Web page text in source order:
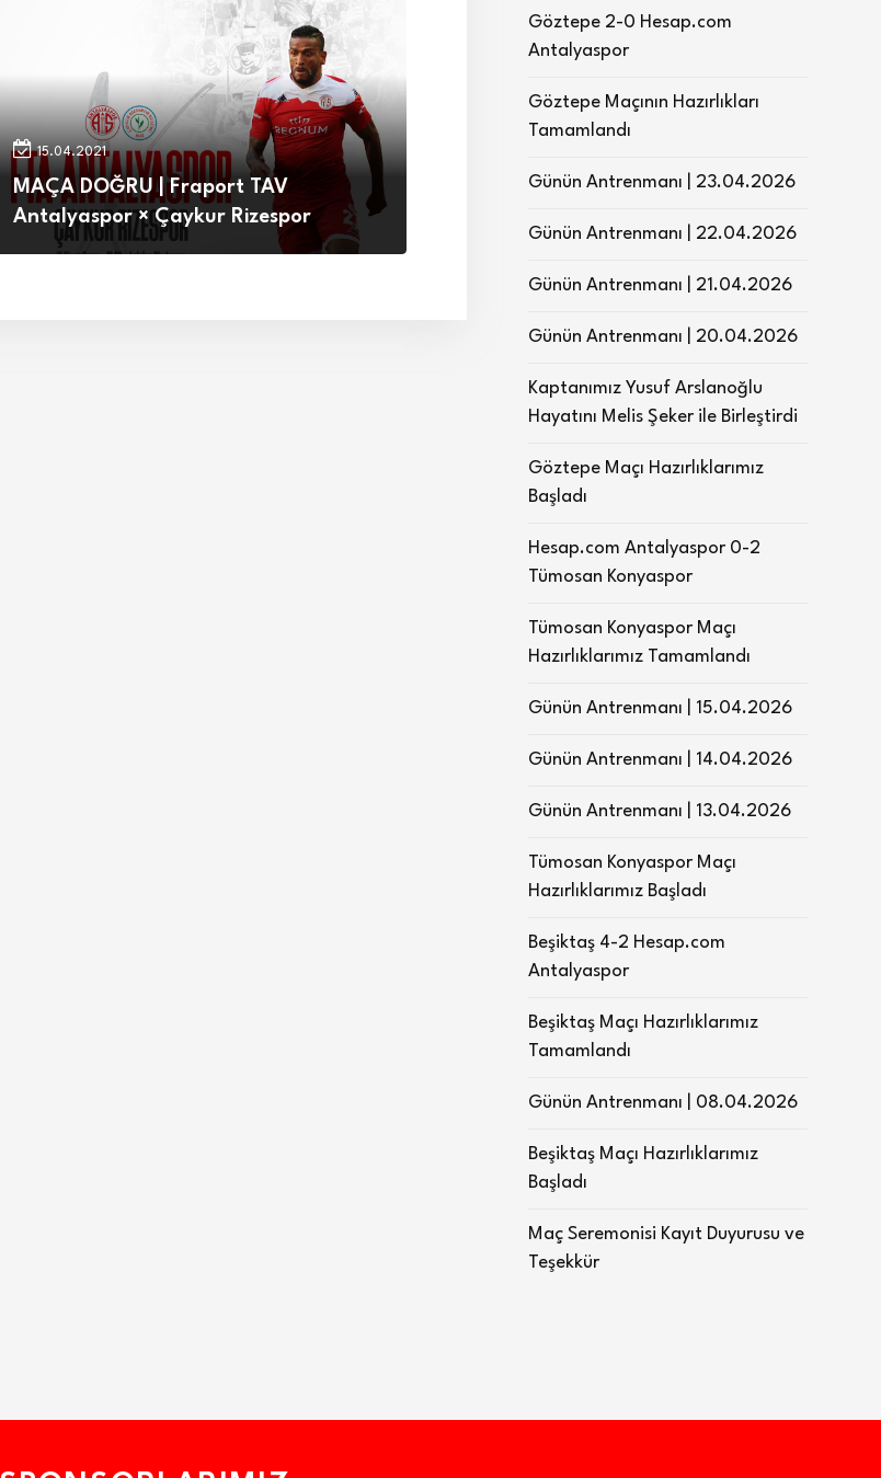
15.04.2021
MAÇA DOĞRU | Fraport TAV
Antalyaspor × Çaykur Rizespor
Göztepe 2-0 Hesap.com
Antalyaspor
Göztepe Maçının Hazırlıkları
Tamamlandı
Günün Antrenmanı | 23.04.2026
Günün Antrenmanı | 22.04.2026
Günün Antrenmanı | 21.04.2026
Günün Antrenmanı | 20.04.2026
Kaptanımız Yusuf Arslanoğlu
Hayatını Melis Şeker ile Birleştirdi
Göztepe Maçı Hazırlıklarımız
Başladı
Hesap.com Antalyaspor 0-2
Tümosan Konyaspor
Tümosan Konyaspor Maçı
Hazırlıklarımız Tamamlandı
Günün Antrenmanı | 15.04.2026
Günün Antrenmanı | 14.04.2026
Günün Antrenmanı | 13.04.2026
Tümosan Konyaspor Maçı
Hazırlıklarımız Başladı
Beşiktaş 4-2 Hesap.com
Antalyaspor
Beşiktaş Maçı Hazırlıklarımız
Tamamlandı
Günün Antrenmanı | 08.04.2026
Beşiktaş Maçı Hazırlıklarımız
Başladı
Maç Seremonisi Kayıt Duyurusu ve
Teşekkür